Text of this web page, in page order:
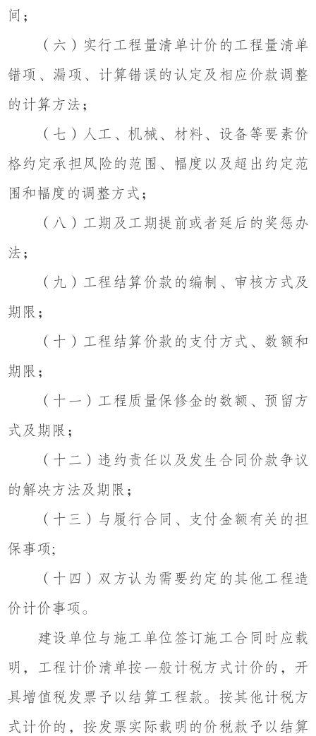
间；
（六）实行工程量清单计价的工程量清单
错项、漏项、计算错误的认定及相应价款调整
的计算方法；
（七）人工、机械、材料、设备等要素价
格约定承担风险的范围、幅度以及超出约定范
围和幅度的调整方式；
（八）工期及工期提前或者延后的奖惩办
法；
（九）工程结算价款的编制、审核方式及
期限；
（十）工程结算价款的支付方式、数额和
期限；
（十一）工程质量保修金的数额、预留方
式及期限；
（十二）违约责任以及发生合同价款争议
的解决方法及期限；
（十三）与履行合同、支付金额有关的担
保事项;
（十四）双方认为需要约定的其他工程造
价计价事项。
建设单位与施工单位签订施工合同时应载
明，工程计价清单按一般计税方式计价的，开
具增值税发票予以结算工程款。按其他计税方
式计价的，按发票实际载明的价税款予以结算